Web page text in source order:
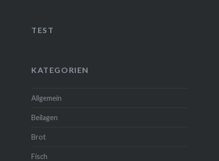
TEST
KATEGORIEN
Allgemein
Beilagen
Brot
Fisch